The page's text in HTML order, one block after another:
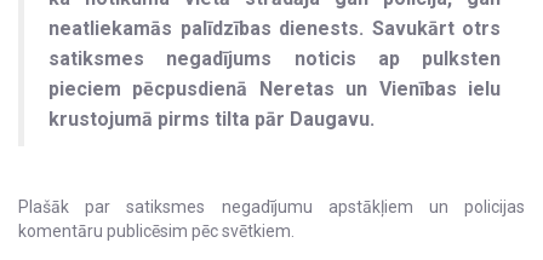
neatliekamās palīdzības dienests. Savukārt otrs
satiksmes negadījums noticis ap pulksten
pieciem pēcpusdienā Neretas un Vienības ielu
krustojumā pirms tilta pār Daugavu.
Plašāk par satiksmes negadījumu apstākļiem un policijas
komentāru publicēsim pēc svētkiem.